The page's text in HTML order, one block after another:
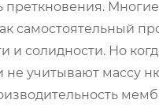
преткновения.
самостоятельный
и солидности. Но
не учитывают массу